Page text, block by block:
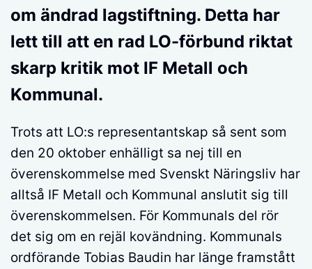
om ändrad lagstiftning. Detta har
lett till att en rad LO-förbund riktat
skarp kritik mot IF Metall och
Kommunal.
Trots att LO:s representantskap så sent som
den 20 oktober enhälligt sa nej till en
överenskommelse med Svenskt Näringsliv har
alltså IF Metall och Kommunal anslutit sig till
överenskommelsen. För Kommunals del rör
det sig om en rejäl kovändning. Kommunals
ordförande Tobias Baudin har länge framstått